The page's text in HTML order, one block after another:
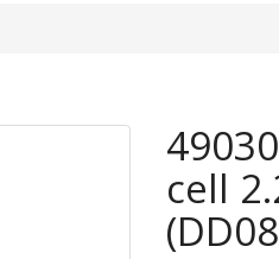
cell